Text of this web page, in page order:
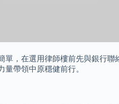
，在選用律師樓前先與銀行
帶領中原穩健前行。